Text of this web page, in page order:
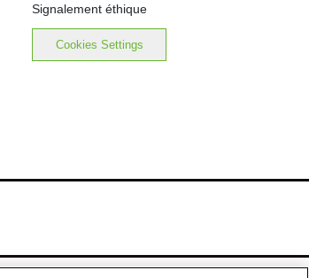
Signalement éthique
Cookies Settings